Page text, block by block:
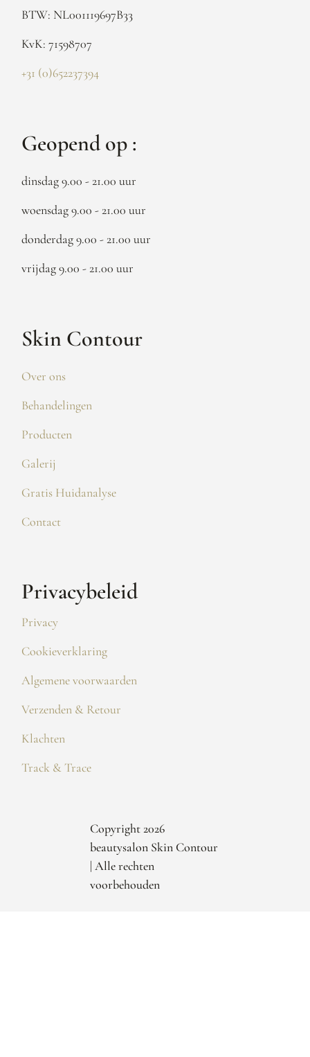
BTW: NL001119697B33
KvK: 71598707
+31 (0)652237394
Geopend op :
dinsdag 9.00 - 21.00 uur
woensdag 9.00 - 21.00 uur
donderdag 9.00 - 21.00 uur
vrijdag 9.00 - 21.00 uur
Skin Contour
Over ons
Behandelingen
Producten
Galerij
Gratis Huidanalyse
Contact
Privacybeleid
Privacy
Cookieverklaring
Algemene voorwaarden
Verzenden & Retour
Klachten
Track & Trace
Copyright 2026
beautysalon Skin Contour
| Alle rechten
voorbehouden